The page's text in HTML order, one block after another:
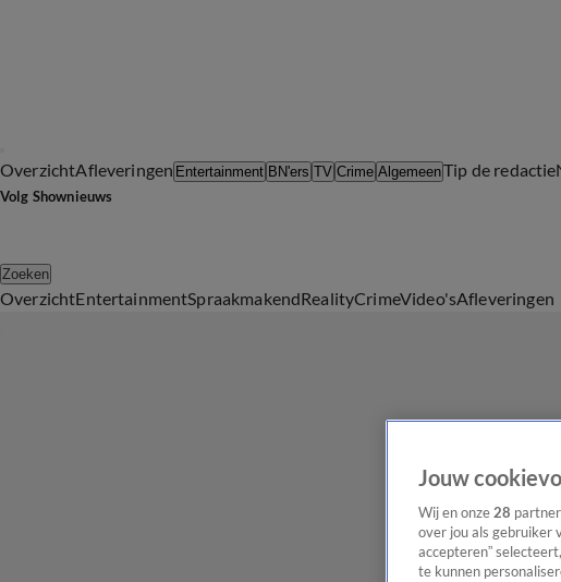
OverzichtAfleveringen Entertainment BN'ers TV Crime AlgemeenTip de redactie
Volg Shownieuws
Zoeken
OverzichtEntertainmentSpraakmakendRealityCrimeVideo'sAfleveringen
Jouw
Wij en onze 28
over jou als gebruiker
accepteren”
te kunnen